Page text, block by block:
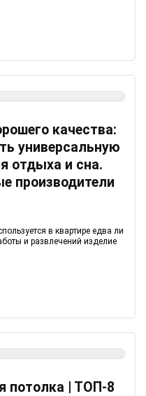
качества:
универсальную
отдыха и сна.
производители
в квартире едва ли
и развлечений изделие
потолка | ТОП-8